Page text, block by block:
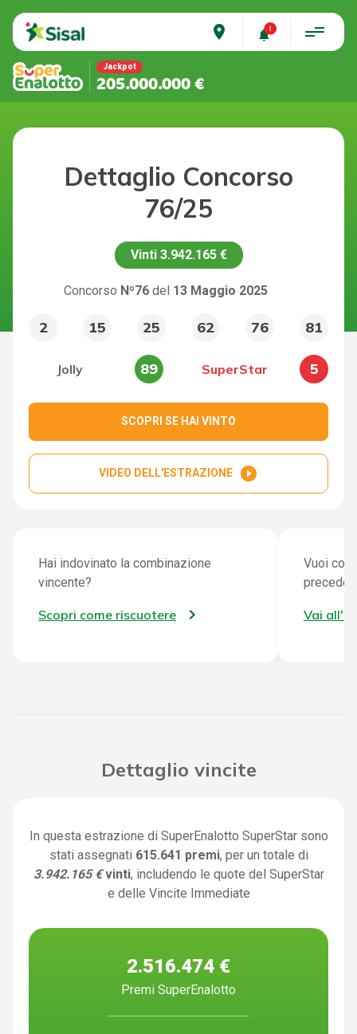
place
Jackpot
205.000.000 €
Dettaglio Concorso
76/25
Vinti 3.942.165 €
Concorso Nº76 del 13 Maggio 2025
2 15 25 62 76 81
Jolly 89 SuperStar 5
SCOPRI SE HAI VINTO
VIDEO DELL'ESTRAZIONE play_circle_filled
Hai indovinato la combinazione
vincente?
Scopri come riscuotere
Vuoi
Vai
Dettaglio vincite
In questa estrazione di SuperEnalotto SuperStar sono
stati assegnati 615.641 premi, per un totale di
3.942.165 € vinti, includendo le quote del SuperStar
e delle Vincite Immediate
2.516.474 €
Premi SuperEnalotto